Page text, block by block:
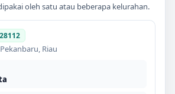
oleh satu atau beberapa kelurahan.
28112
Pekanbaru, Riau